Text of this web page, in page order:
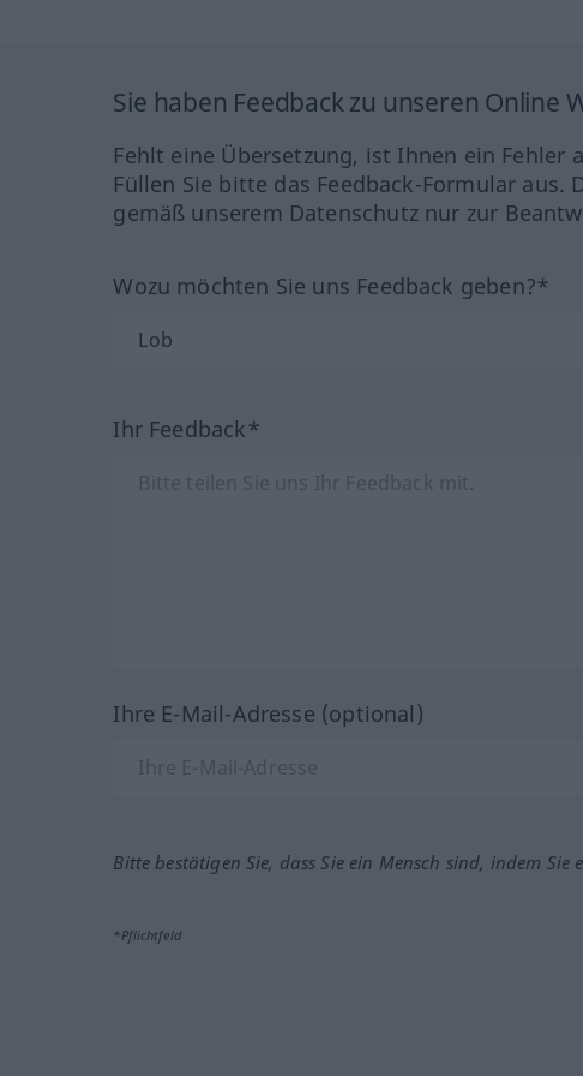
Sie haben Feedback zu unseren Online
Fehlt eine Übersetzung, ist Ihnen ein
Füllen Sie bitte das Feedback-Formular
gemäß unserem Datenschutz nur zur
Wozu möchten Sie uns Feedback geben?*
Ihr Feedback*
Ihre E-Mail-Adresse (optional)
Bitte bestätigen Sie, dass Sie ein Mensch sind, indem Sie
*Pflichtfeld